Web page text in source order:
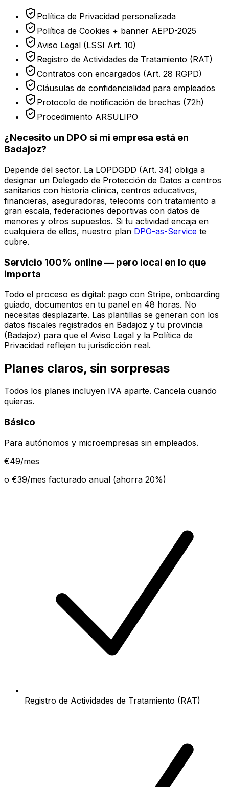
Política de Privacidad personalizada
Política de Cookies + banner AEPD-2025
Aviso Legal (LSSI Art. 10)
Registro de Actividades de Tratamiento (RAT)
Contratos con encargados (Art. 28 RGPD)
Cláusulas de confidencialidad para empleados
Protocolo de notificación de brechas (72h)
Procedimiento ARSULIPO
¿Necesito un DPO si mi empresa está en
Badajoz?
Depende del sector. La LOPDGDD (Art. 34) obliga a
designar un Delegado de Protección de Datos a centros
sanitarios con historia clínica, centros educativos,
financieras, aseguradoras, telecoms con tratamiento a
gran escala, federaciones deportivas con datos de
menores y otros supuestos. Si tu actividad encaja en
cualquiera de ellos, nuestro plan DPO-as-Service te
cubre.
Servicio 100% online — pero local en lo que
importa
Todo el proceso es digital: pago con Stripe, onboarding
guiado, documentos en tu panel en 48 horas. No
necesitas desplazarte. Las plantillas se generan con los
datos fiscales registrados en Badajoz y tu provincia
(Badajoz) para que el Aviso Legal y la Política de
Privacidad reflejen tu jurisdicción real.
Planes claros, sin sorpresas
Todos los planes incluyen IVA aparte. Cancela cuando
quieras.
Básico
Para autónomos y microempresas sin empleados.
€49/mes
o €39/mes facturado anual (ahorra 20%)
Registro de Actividades de Tratamiento (RAT)